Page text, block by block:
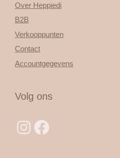
Over Heppiedi
B2B
Verkooppunten
Contact
Accountgegevens
Volg ons
Instagram
Facebook